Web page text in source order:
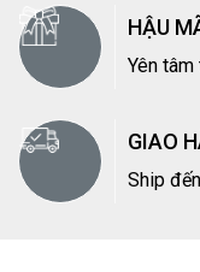
HẬU
Yên
GIAO
Ship